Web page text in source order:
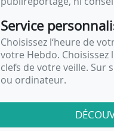
Service
Choisissez l‘heure de
votre Hebdo.
clefs de votre veille. Sur
ou ordinateur.